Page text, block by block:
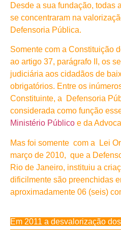
Desde a sua fundação, todas
se concentraram na
Defensoria Pública.
Somente com a Constituição
ao artigo 37, parágrafo II, os
judiciária aos cidadãos de
obrigatórios. Entre os
Constituinte, a Defensoria
considerada como função
Ministério Público e da
Mas foi somente com a Lei
março de 2010, que a
Rio de Janeiro, instituiu a
dificilmente são preenchidas
aproximadamente 06 (seis)
Em 2011 a desvalorização